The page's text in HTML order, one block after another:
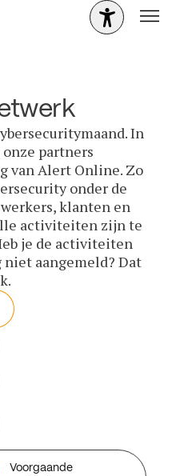
In
partners
van Alert Online. Zo
onder de
klanten en
activiteiten zijn te
je de activiteiten
aangemeld? Dat
Voorgaande